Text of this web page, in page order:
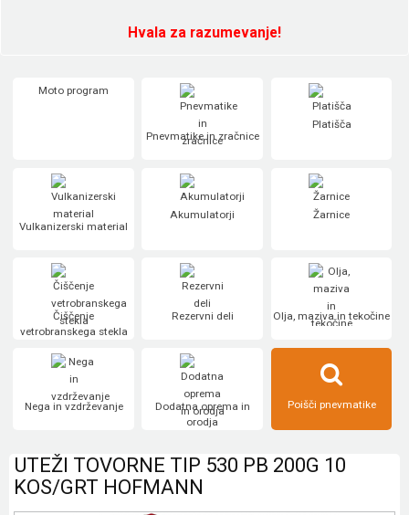
Hvala za razumevanje!
Moto program
Pnevmatike in zračnice
Platišča
Vulkanizerski material
Akumulatorji Žarnice
Čiščenje
vetrobranskega stekla
Rezervni deli Olja, maziva in tekočine
Nega in vzdrževanje
Dodatna oprema in
orodja
Poišči pnevmatike
UTEŽI TOVORNE TIP 530 PB 200G 10
KOS/GRT HOFMANN